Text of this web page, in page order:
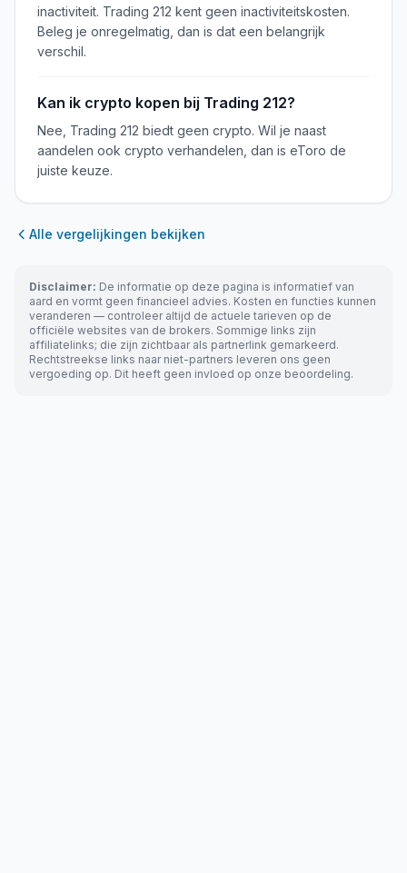
inactiviteit. Trading 212 kent geen inactiviteitskosten.
Beleg je onregelmatig, dan is dat een belangrijk
verschil.
Kan ik crypto kopen bij Trading 212?
Nee, Trading 212 biedt geen crypto. Wil je naast
aandelen ook crypto verhandelen, dan is eToro de
juiste keuze.
Alle vergelijkingen bekijken
Disclaimer: De informatie op deze pagina is informatief van
aard en vormt geen financieel advies. Kosten en functies kunnen
veranderen — controleer altijd de actuele tarieven op de
officiële websites van de brokers. Sommige links zijn
affiliatelinks; die zijn zichtbaar als partnerlink gemarkeerd.
Rechtstreekse links naar niet-partners leveren ons geen
vergoeding op. Dit heeft geen invloed op onze beoordeling.